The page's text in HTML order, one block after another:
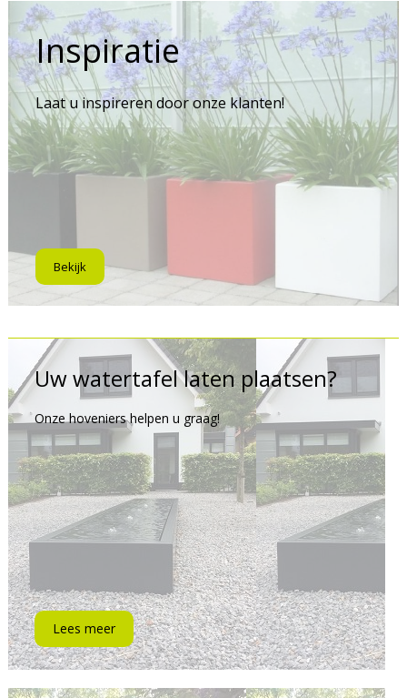
Inspiratie
Laat u inspireren door onze klanten!
Bekijk
Uw watertafel laten plaatsen?
Onze hoveniers helpen u graag!
Lees meer